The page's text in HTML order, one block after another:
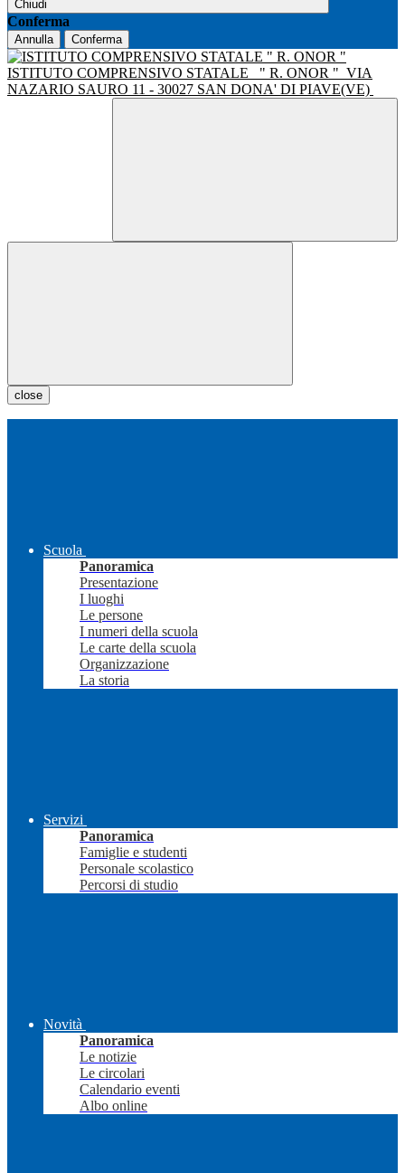
Chiudi
Conferma
Annulla Conferma
ISTITUTO COMPRENSIVO STATALE " R. ONOR " VIA
NAZARIO SAURO 11 - 30027 SAN DONA' DI PIAVE(VE)
close
Scuola
Panoramica
Presentazione
I luoghi
Le persone
I numeri della scuola
Le carte della scuola
Organizzazione
La storia
Servizi
Panoramica
Famiglie e studenti
Personale scolastico
Percorsi di studio
Novità
Panoramica
Le notizie
Le circolari
Calendario eventi
Albo online